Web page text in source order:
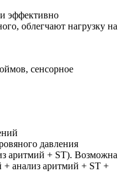
эффективно
облегчают нагрузку на
сенсорное
давления
аритмий + ST). Возможна
+ анализ аритмий + ST +